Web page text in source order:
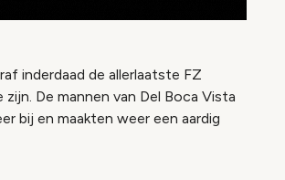
inderdaad de allerlaatste FZ
De mannen van Del Boca Vista
bij en maakten weer een aardig